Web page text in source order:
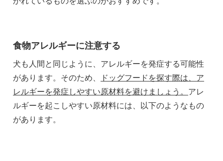
食物アレルギーに注意する
犬も人間と同じように、アレルギーを発症する可能性
があります。そのため、
ドッグフードを探す際は、ア
レルギーを発症しやすい原材料を避けましょう。 アレ
ルギーを起こしやすい原材料には、以下のようなもの
があります。